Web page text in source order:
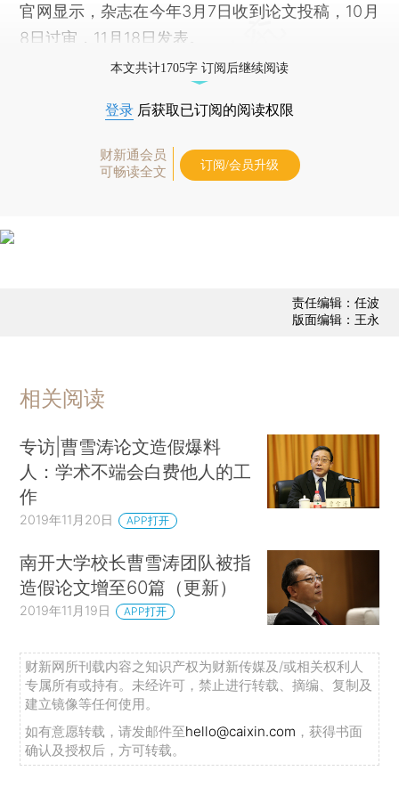
官网显示，杂志在今年3月7日收到论文投稿，10月
8日过审，11月18日发表。
本文共计1705字 订阅后继续阅读
登录 后获取已订阅的阅读权限
财新通会员
可畅读全文
订阅/会员升级
责任编辑：任波
版面编辑：王永
相关阅读
专访|曹雪涛论文造假爆料
人：学术不端会白费他人的工
作
2019年11月20日 APP打开
南开大学校长曹雪涛团队被指
造假论文增至60篇（更新）
2019年11月19日 APP打开
财新网所刊载内容之知识产权为财新传媒及/或相关权利人
专属所有或持有。未经许可，禁止进行转载、摘编、复制及
建立镜像等任何使用。
如有意愿转载，请发邮件至hello@caixin.com ，获得书面
确认及授权后，方可转载。